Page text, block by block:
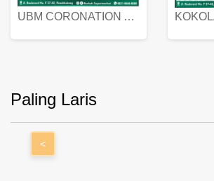
UBM CORONATION ASSORTED BISKUIT KALENG 450 GRAM
Paling Laris
<